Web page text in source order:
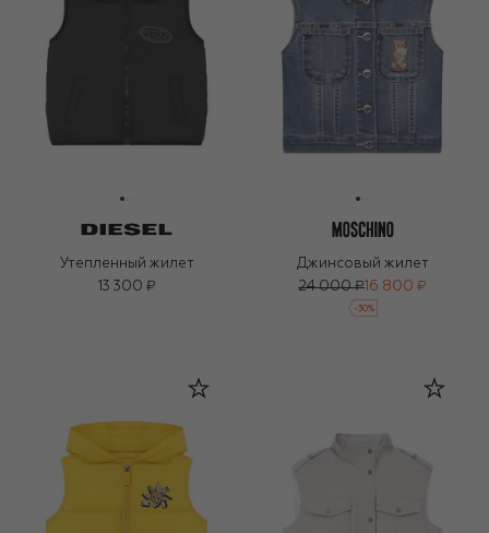
Утепленный жилет
13 300 ₽
Джинсовый жилет
24 000 ₽ 16 800 ₽
-30%